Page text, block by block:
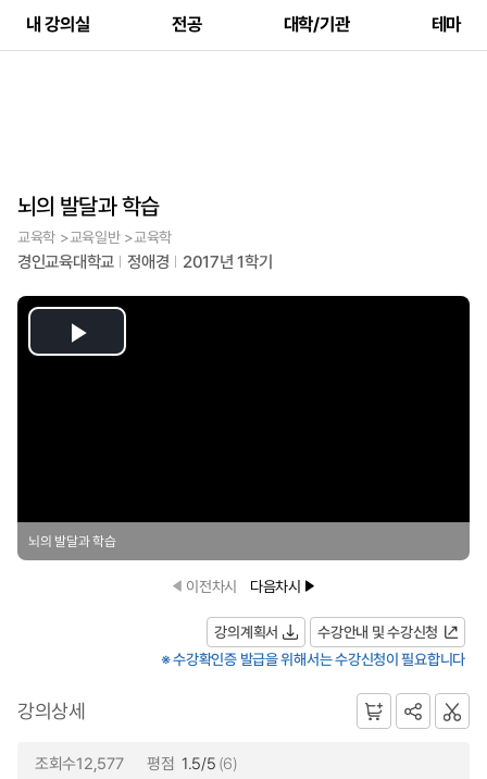
내 강의실 전공 대학/기관 테마
뇌의 발달과 학습
교육학 >교육일반 >교육학
경인교육대학교 정애경 2017년 1학기
Play
뇌의 발달과 학습
이전차시 다음차시
강의계획서
수강안내 및 수강신청
※ 수강확인증 발급을 위해서는 수강신청이 필요합니다
강의상세
조회수12,577 평점 1.5/5 (6)